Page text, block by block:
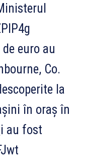
euro au
Co.
la
în oraș în
au fost